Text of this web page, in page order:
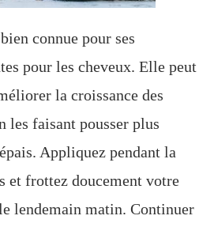
connue pour ses
pour les cheveux. Elle peut
la croissance des
les faisant pousser plus
Appliquez pendant la
et frottez doucement votre
lendemain matin. Continuer